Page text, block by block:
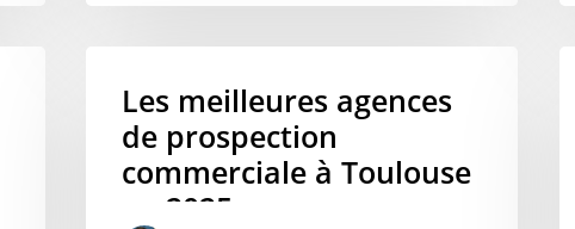
Les meilleures agences
de prospection
commerciale à Toulouse
en 2025